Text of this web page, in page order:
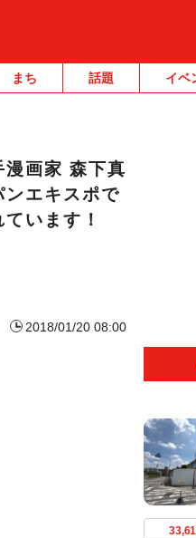
まち 話題 イベ
漫画家 森下真
ンエキスポで
います！
2018/01/20 08:00